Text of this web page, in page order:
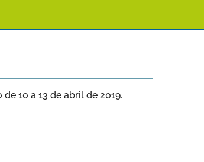
10 a 13 de abril de 2019.